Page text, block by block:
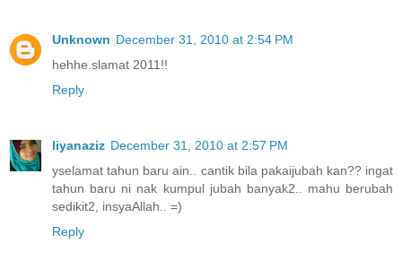
Unknown December 31, 2010 at 2:54 PM
hehhe.slamat 2011!!
Reply
liyanaziz December 31, 2010 at 2:57 PM
yselamat tahun baru ain.. cantik bila pakaijubah kan?? ingat
tahun baru ni nak kumpul jubah banyak2.. mahu berubah
sedikit2, insyaAllah.. =)
Reply